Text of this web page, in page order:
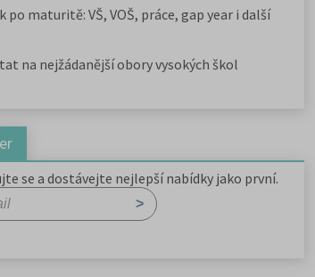
po maturitě: VŠ, VOŠ, práce, gap year i další
na nejžádanější obory vysokých škol
se a dostávejte nejlepší nabídky jako první.